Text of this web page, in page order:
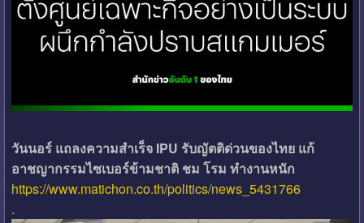
วันนอร์ แถลงความสำเร็จ IPU รับญัตติด่วนของไทย แก้
อาชญากรรมไซเบอร์ข้ามชาติ ชม โรม ทำงานหนัก
https://www.matichon.co.th/politics/news_5431766
.